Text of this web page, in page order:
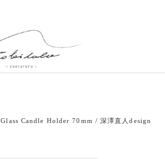
Glass Candle Holder 70mm / 深澤直人design